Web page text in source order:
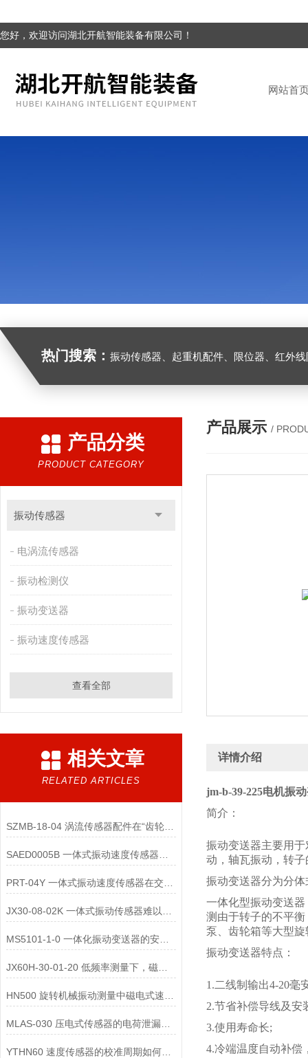
您好，欢迎访问湖北开航智能装备有限公司！
网站首
热门搜索： 振动传感器、起重机配件、限位器、红外线防撞器
产品分类
PRODUCT CATEGORY
振动传感器
电涡流传感器
振动检测仪
振动变送器
振动速度传感器
查看全部
相关文章
RELATED ARTICLES
SZMB-18-04 涡流传感器配件在“齿轮箱与低速重载机械”监测中的应用
MS5101-1-0 一体化振动变送器的安装位置选择对测量精度的影响有哪些？
JX60H-30-01-20 低频率测量下，磁电式一体化振动变送器的选型注意事项？
MLAS-030 压电式传感器的电荷泄漏机制是什么？
YTHN60 速度传感器的校准周期如何确定？
产品展示 /
详情介绍
jm-b-39-225电机振
简介：
振动变送器主要用
动，轴瓦振动，转
振动变送器分为分
一体化型振动变送
测由于转子的不平
泵、齿轮箱等大型
振动变送器特点：
1.二线制输出4-20毫
2.节省补偿导线及安
3.使用寿命长;
4.冷端温度自动补偿